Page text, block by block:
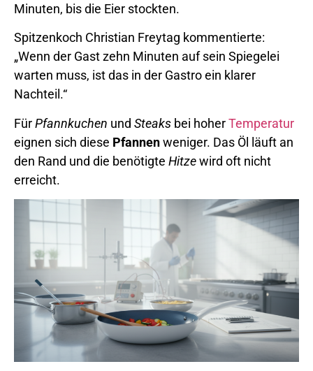
Minuten, bis die Eier stockten.
Spitzenkoch Christian Freytag kommentierte:
„Wenn der Gast zehn Minuten auf sein Spiegelei
warten muss, ist das in der Gastro ein klarer
Nachteil.“
FürPfannkuchen und Steaks bei hoherTemperatur
eignen sich diese Pfannenweniger. Das Öl läuft an
den Rand und die benötigte Hitzewird oft nicht
erreicht.